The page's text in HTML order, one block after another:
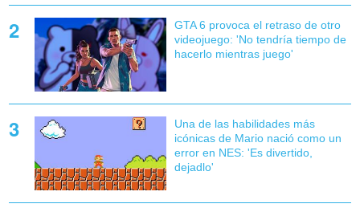
GTA 6 provoca el retraso de otro
videojuego: 'No tendría tiempo de
hacerlo mientras juego'
Una de las habilidades más
icónicas de Mario nació como un
error en NES: 'Es divertido,
dejadlo'